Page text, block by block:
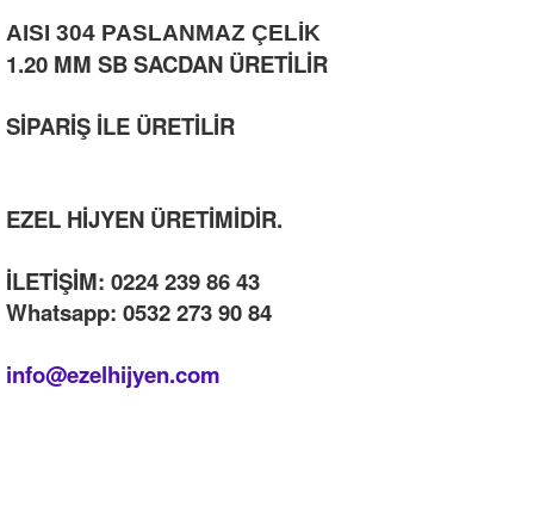
AISI 304 PASLANMAZ ÇELİK
1.20 MM SB SACDAN ÜRETİLİR
SİPARİŞ İLE ÜRETİLİR
EZEL HİJYEN ÜRETİMİDİR.
İLETİŞİM: 0224 239 86 43
Whatsapp: 0532 273 90 84
info@ezelhijyen.com